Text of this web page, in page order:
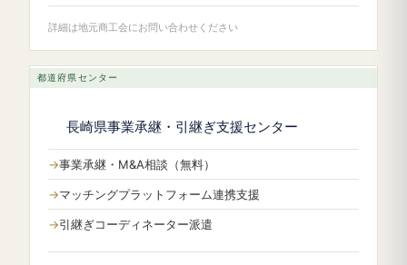
詳細は地元商工会にお問い合わせください
都道府県センター
長崎県事業承継・引継ぎ支援センター
事業承継・M&A相談（無料）
マッチングプラットフォーム連携支援
引継ぎコーディネーター派遣